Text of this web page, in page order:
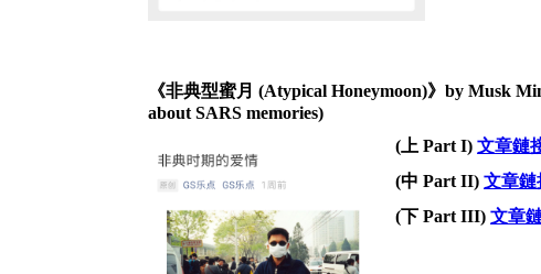
《非典型蜜月 (Atypical Honeymoon)》by Musk
about SARS memories)
( 上 Part I) 文章鏈
(中 Part II) 文章鏈
(下 Part III)文章